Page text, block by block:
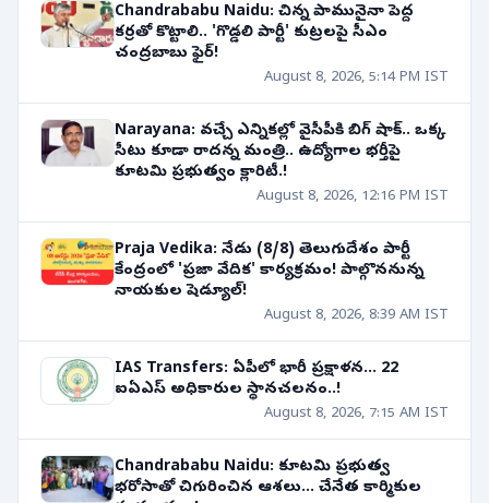
Chandrababu Naidu: చిన్న పామునైనా పెద్ద
కర్రతో కొట్టాలి.. 'గొడ్డలి పార్టీ' కుట్రలపై సీఎం
చంద్రబాబు ఫైర్!
August 8, 2026, 5:14 PM IST
Narayana: వచ్చే ఎన్నికల్లో వైసీపీకి బిగ్ షాక్.. ఒక్క
సీటు కూడా రాదన్న మంత్రి.. ఉద్యోగాల భర్తీపై
కూటమి ప్రభుత్వం క్లారిటీ.!
August 8, 2026, 12:16 PM IST
Praja Vedika: నేడు (8/8) తెలుగుదేశం పార్టీ
కేంద్రంలో 'ప్రజా వేదిక' కార్యక్రమం! పాల్గొననున్న
నాయకుల షెడ్యూల్!
August 8, 2026, 8:39 AM IST
IAS Transfers: ఏపీలో భారీ ప్రక్షాళన... 22
ఐఏఎస్ అధికారుల స్థానచలనం..!
August 8, 2026, 7:15 AM IST
Chandrababu Naidu: కూటమి ప్రభుత్వ
భరోసాతో చిగురించిన ఆశలు... చేనేత కార్మికుల